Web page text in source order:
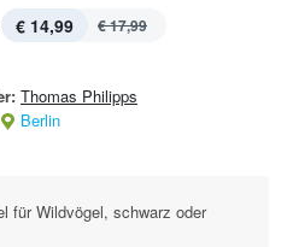
€ 14,99 € 17,99
Thomas Philipps
Berlin
für Wildvögel, schwarz oder